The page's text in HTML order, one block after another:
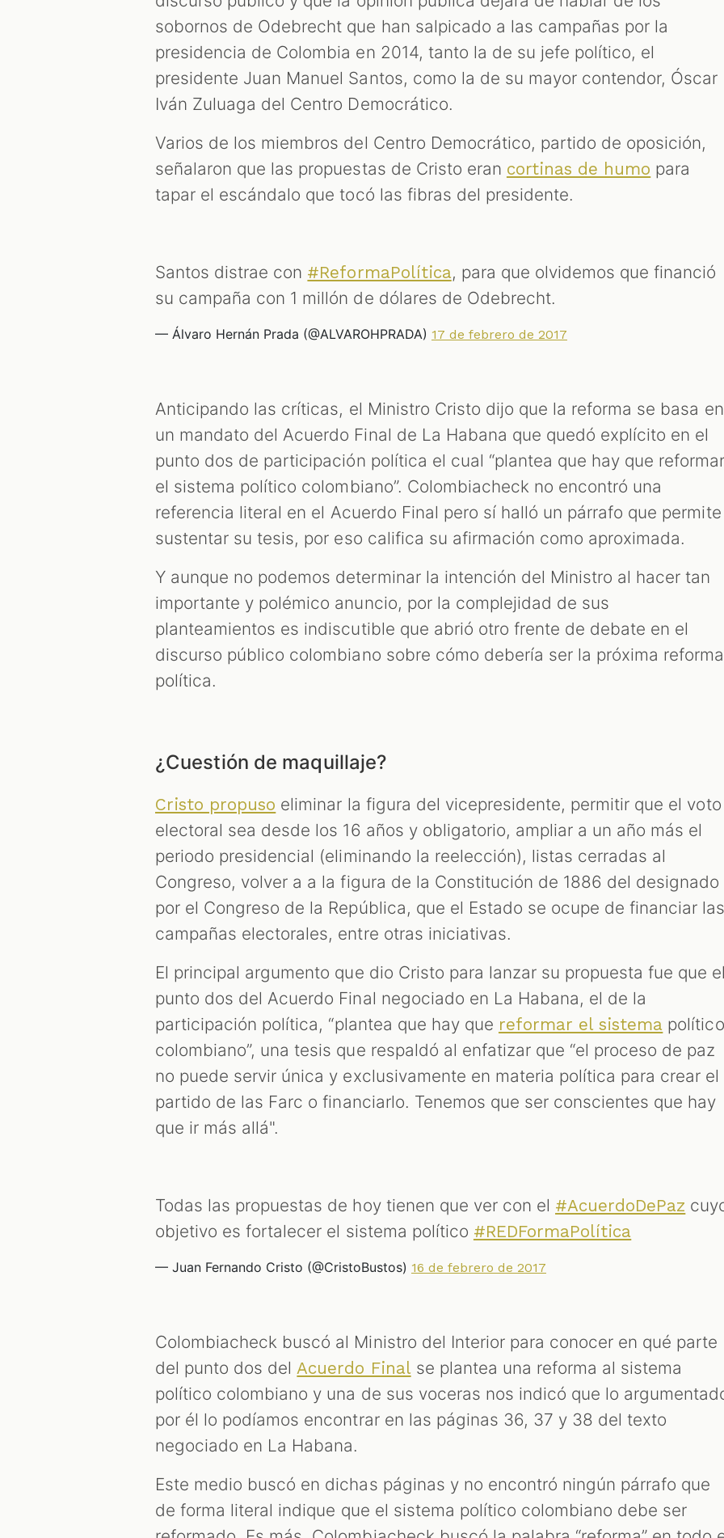
sobornos de Odebrecht que han salpicado a las campañas por la
presidencia de Colombia en 2014, tanto la de su jefe político, el
presidente Juan Manuel Santos, como la de su mayor contendor, Óscar
Iván Zuluaga del Centro Democrático.
Varios de los miembros del Centro Democrático, partido de oposición,
señalaron que las propuestas de Cristo eran cortinas de humo para
tapar el escándalo que tocó las fibras del presidente.
Santos distrae con #ReformaPolítica, para que olvidemos que financió
su campaña con 1 millón de dólares de Odebrecht.
— Álvaro Hernán Prada (@ALVAROHPRADA) 17 de febrero de 2017
Anticipando las críticas, el Ministro Cristo dijo que la reforma se basa en
un mandato del Acuerdo Final de La Habana que quedó explícito en el
punto dos de participación política el cual “plantea que hay que
el sistema político colombiano”. Colombiacheck no encontró una
referencia literal en el Acuerdo Final pero sí halló un párrafo que permite
sustentar su tesis, por eso califica su afirmación como aproximada.
Y aunque no podemos determinar la intención del Ministro al hacer tan
importante y polémico anuncio, por la complejidad de sus
planteamientos es indiscutible que abrió otro frente de debate en el
discurso público colombiano sobre cómo debería ser la próxima reforma
política.
¿Cuestión de maquillaje?
Cristo propuso eliminar la figura del vicepresidente, permitir que el voto
electoral sea desde los 16 años y obligatorio, ampliar a un año más el
periodo presidencial (eliminando la reelección), listas cerradas al
Congreso, volver a a la figura de la Constitución de 1886 del designado
por el Congreso de la República, que el Estado se ocupe de financiar
campañas electorales, entre otras iniciativas.
El principal argumento que dio Cristo para lanzar su propuesta fue que
punto dos del Acuerdo Final negociado en La Habana, el de la
participación política, “plantea que hay que reformar el sistema político
colombiano”, una tesis que respaldó al enfatizar que “el proceso de paz
no puede servir única y exclusivamente en materia política para crear el
partido de las Farc o financiarlo. Tenemos que ser conscientes que hay
que ir más allá".
Todas las propuestas de hoy tienen que ver con el #AcuerdoDePaz
objetivo es fortalecer el sistema político #REDFormaPolítica
— Juan Fernando Cristo (@CristoBustos) 16 de febrero de 2017
Colombiacheck buscó al Ministro del Interior para conocer en qué parte
del punto dos del Acuerdo Finalse plantea una reforma al sistema
político colombiano y una de sus voceras nos indicó que lo
por él lo podíamos encontrar en las páginas 36, 37 y 38 del texto
negociado en La Habana.
Este medio buscó en dichas páginas y no encontró ningún párrafo que
de forma literal indique que el sistema político colombiano debe ser